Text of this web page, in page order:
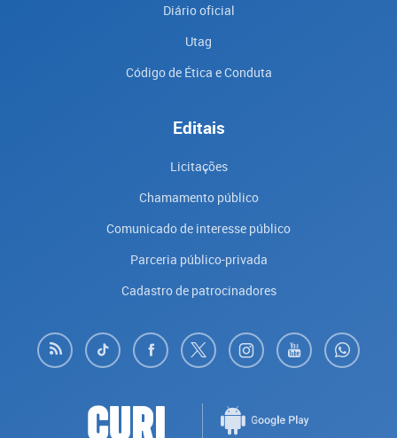
Diário oficial
Utag
Código de Ética e Conduta
Editais
Licitações
Chamamento público
Comunicado de interesse público
Parceria público-privada
Cadastro de patrocinadores